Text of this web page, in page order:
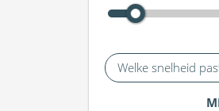
Welke snelheid